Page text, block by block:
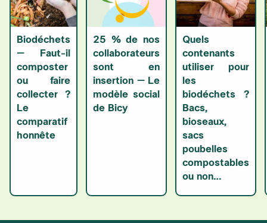
Biodéchets
– Faut-il
composter
ou faire
collecter ?
Le
comparatif
honnête
25 % de nos
collaborateurs
sont en
insertion – Le
modèle social
de Bicy
Quels
contenants
utiliser pour
les
biodéchets ?
Bacs,
bioseaux,
sacs
poubelles
compostables
ou non…